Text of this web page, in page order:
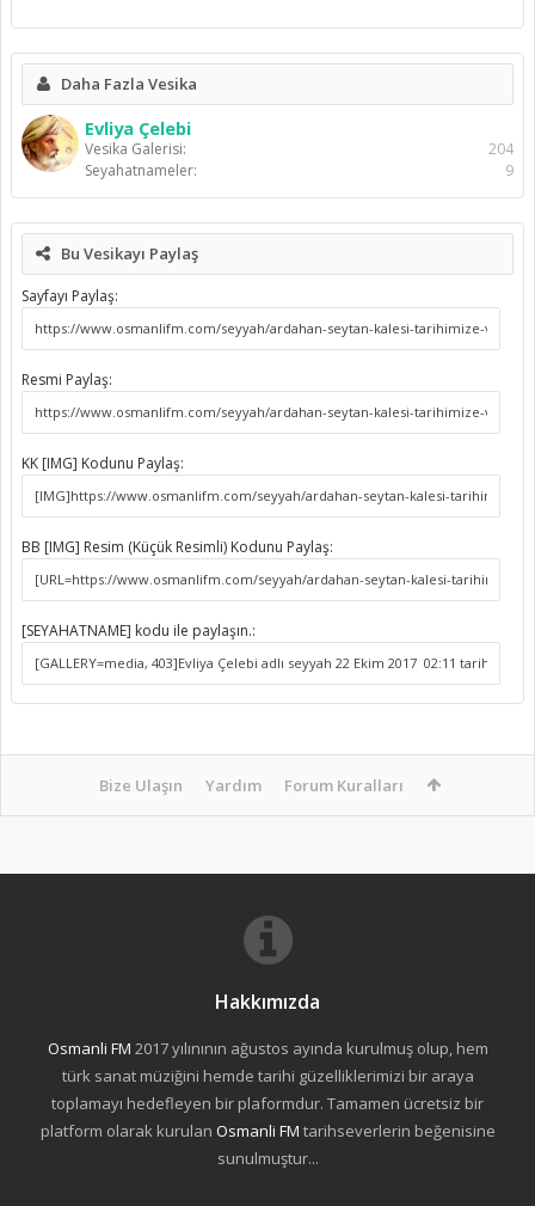
Daha Fazla Vesika
Evliya Çelebi
Vesika Galerisi:
204
Seyahatnameler:
9
Bu Vesikayı Paylaş
Sayfayı Paylaş:
Resmi Paylaş:
KK [IMG] Kodunu Paylaş:
BB [IMG] Resim (Küçük Resimli) Kodunu Paylaş:
[SEYAHATNAME] kodu ile paylaşın.:
Bize Ulaşın Yardım Forum Kuralları
Hakkımızda
Osmanli FM 2017 yılınının ağustos ayında kurulmuş olup, hem
türk sanat müziğini hemde tarihi güzelliklerimizi bir araya
toplamayı hedefleyen bir plaformdur. Tamamen ücretsiz bir
platform olarak kurulan Osmanli FM tarihseverlerin beğenisine
sunulmuştur...